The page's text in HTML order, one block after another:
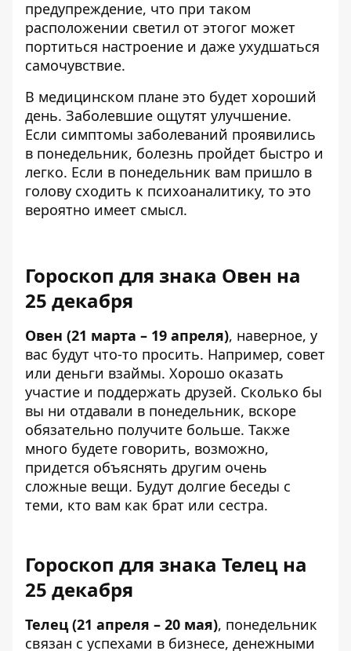
предупреждение, что при таком
расположении светил от этогог может
портиться настроение и даже ухудшаться
самочувствие.
В медицинском плане это будет хороший
день. Заболевшие ощутят улучшение.
Если симптомы заболеваний проявились
в понедельник, болезнь пройдет быстро и
легко. Если в понедельник вам пришло в
голову сходить к психоаналитику, то это
вероятно имеет смысл.
Гороскоп для знака Овен на
25 декабря
Овен (21 марта – 19 апреля), наверное, у
вас будут что-то просить. Например, совет
или деньги взаймы. Хорошо оказать
участие и поддержать друзей. Сколько бы
вы ни отдавали в понедельник, вскоре
обязательно получите больше. Также
много будете говорить, возможно,
придется объяснять другим очень
сложные вещи. Будут долгие беседы с
теми, кто вам как брат или сестра.
Гороскоп для знака Телец на
25 декабря
Телец (21 апреля – 20 мая), понедельник
связан с успехами в бизнесе, денежными